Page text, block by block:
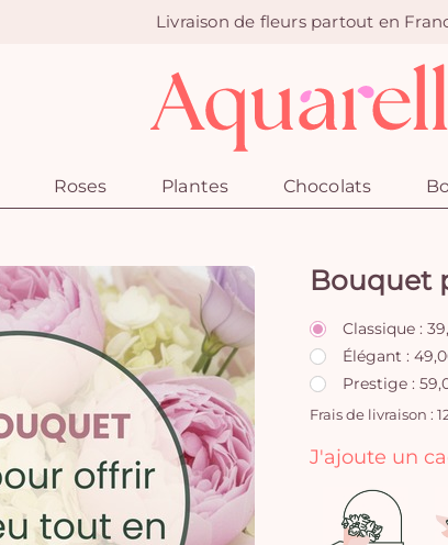
Livraison de fleurs partout en
Roses Plantes Chocolats
Bouquet
Classique :
Élégant :
Prestige :
Frais de livraison :
J'ajoute un